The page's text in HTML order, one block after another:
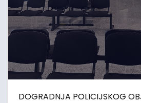
DOGRADNJA POLICIJSKOG